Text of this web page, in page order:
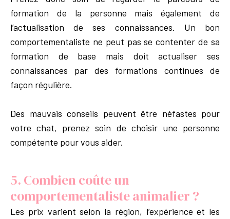
formation de la personne mais également de
l’actualisation de ses connaissances. Un bon
comportementaliste ne peut pas se contenter de sa
formation de base mais doit actualiser ses
connaissances par des formations continues de
façon régulière.
Des mauvais conseils peuvent être néfastes pour
votre chat, prenez soin de choisir une personne
compétente pour vous aider.
5. Combien coûte un
comportementaliste animalier ?
Les prix varient selon la région, l’expérience et les